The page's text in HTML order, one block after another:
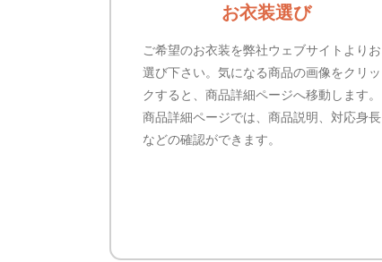
お衣装選び
ご希望のお衣装を弊社ウェブサイトよりお
選び下さい。気になる商品の画像をクリッ
クすると、商品詳細ページへ移動します。
商品詳細ページでは、商品説明、対応身長
などの確認ができます。